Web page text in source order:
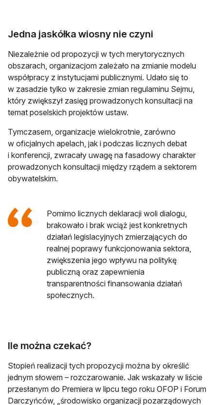
Jedna jaskółka wiosny nie czyni
Niezależnie od propozycji w tych merytorycznych
obszarach, organizacjom zależało na zmianie modelu
współpracy z instytucjami publicznymi. Udało się to
w zasadzie tylko w zakresie zmian regulaminu Sejmu,
który zwiększył zasięg prowadzonych konsultacji na
temat poselskich projektów ustaw.
Tymczasem, organizacje wielokrotnie, zarówno
w oficjalnych apelach, jak i podczas licznych debat
i konferencji, zwracały uwagę na fasadowy charakter
prowadzonych konsultacji między rządem a sektorem
obywatelskim.
Pomimo licznych deklaracji woli dialogu,
brakowało i brak wciąż jest konkretnych
działań legislacyjnych zmierzających do
realnej poprawy funkcjonowania sektora,
zwiększenia jego wpływu na politykę
publiczną oraz zapewnienia
transparentności finansowania działań
społecznych.
Ile można czekać?
Stopień realizacji tych propozycji można by określić
jednym słowem – rozczarowanie. Jak wskazały w liście
przesłanym do Premiera w lipcu tego roku OFOP i Forum
Darczyńców, „środowisko organizacji pozarządowych